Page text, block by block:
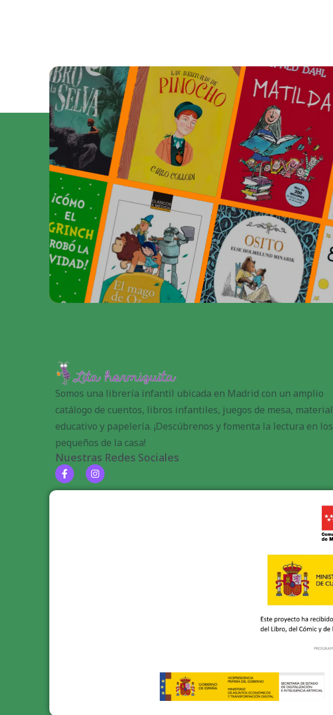
Somos una librería infantil ubicada en Madrid con un amplio
catálogo de cuentos, libros infantiles, juegos de mesa, material
educativo y papelería. ¡Descúbrenos y fomenta la lectura en los
pequeños de la casa!
Nuestras Redes Sociales